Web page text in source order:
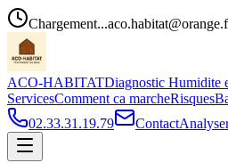
Chargement...
ACO-HABITATDiagnostic Humidite
ServicesComment ca marcheRisques
02.33.31.19.79
Contact